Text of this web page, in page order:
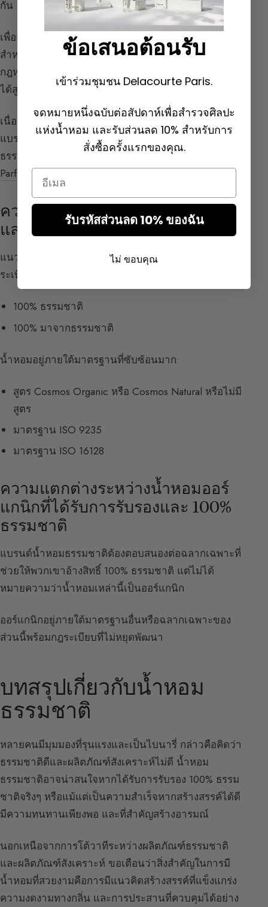
กัน
เพื่อยกตัวอย่างที่เป็นรูปธรรมสำหรับการสร้างน้ำหอม
สำหรับเด็กหรือทารก ที่มีผิวบอบบางและอ่อนไหวมาก
กฎหมายเข้มงวดมากและอนุญาตให้ใช้วัตถุดิบธรรมชาติ
ได้สูงสุดเพียง 3 หรือ 4 ชนิด
เนื่องจากกฎหมายไม่หยุดพัฒนา บริษัทสร้างสรรค์หรือ
แบรนด์น้ำหอมบางครั้งไม่สามารถใช้น้ำมันหอมระเหย
ธรรมชาติใดๆ ในสูตรสำหรับทารกหรือเด็กได้เลย (
Parfum pour un bébé)
ความแตกต่างระหว่าง “ธรรมชาติ”
และ “มาจากธรรมชาติ”
แนวคิดของ 100% ธรรมชาตินั้นซับซ้อนมาก มีกฎ
ระเบียบและมาตรฐานมากมาย ต้องแยกแยะระหว่าง:
100% ธรรมชาติ
100% มาจากธรรมชาติ
น้ำหอมอยู่ภายใต้มาตรฐานที่ซับซ้อนมาก:
สูตร Cosmos Organic หรือ Cosmos Natural หรือไม่มี
สูตร
มาตรฐาน ISO 9235
มาตรฐาน ISO 16128
ความแตกต่างระหว่างน้ำหอมออร์
แกนิกที่ได้รับการรับรองและ 100%
ธรรมชาติ
แบรนด์น้ำหอมธรรมชาติต้องตอบสนองต่อฉลากเฉพาะที่
ช่วยให้พวกเขาอ้างสิทธิ์ 100% ธรรมชาติ แต่ไม่ได้
หมายความว่าน้ำหอมเหล่านี้เป็นออร์แกนิก
ออร์แกนิกอยู่ภายใต้มาตรฐานอื่นหรือฉลากเฉพาะของ
ส่วนนี้พร้อมกฎระเบียบที่ไม่หยุดพัฒนา
บทสรุปเกี่ยวกับน้ำหอม
ธรรมชาติ
หลายคนมีมุมมองที่รุนแรงและเป็นไบนารี่ กล่าวคือคิดว่า
ธรรมชาติดีและผลิตภัณฑ์สังเคราะห์ไม่ดี น้ำหอม
ธรรมชาติอาจน่าสนใจหากได้รับการรับรอง 100% ธรรม
ชาติจริงๆ หรือแม้แต่เป็นความสำเร็จหากสร้างสรรค์ได้ดี
มีความทนทานเพียงพอ และที่สำคัญสร้างอารมณ์
นอกเหนือจากการโต้วาทีระหว่างผลิตภัณฑ์ธรรมชาติ
และผลิตภัณฑ์สังเคราะห์ ขอเตือนว่าสิ่งสำคัญในการมี
น้ำหอมที่สวยงามคือการมีแนวคิดสร้างสรรค์ที่แข็งแกร่ง
ความงดงามทางกลิ่น และการประสานที่ควบคุมได้อย่าง
ข้อเสนอต้อนรับ
เข้าร่วมชุมชน Delacourte Paris.
จดหมายหนึ่งฉบับต่อสัปดาห์เพื่อสำรวจศิลปะ
แห่งน้ำหอม และรับส่วนลด 10% สำหรับการ
สั่งซื้อครั้งแรกของคุณ.
Email
รับรหัสส่วนลด 10% ของฉัน
ไม่ ขอบคุณ